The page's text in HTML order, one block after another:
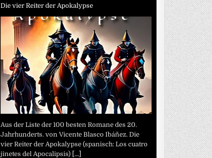
Die vier Reiter der Apokalypse
Aus der Liste der 100 besten Romane des 20.
Jahrhunderts. von Vicente Blasco Ibáñez. Die
vier Reiter der Apokalypse (spanisch: Los cuatro
jinetes del Apocalipsis) [...]